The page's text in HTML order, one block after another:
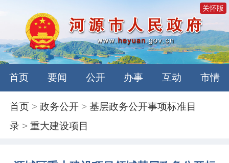
关怀版
首页 要闻 公开 办事 互动 市情
首页 >政务公开 >基层政务公开事项标准目
录 >重大建设项目